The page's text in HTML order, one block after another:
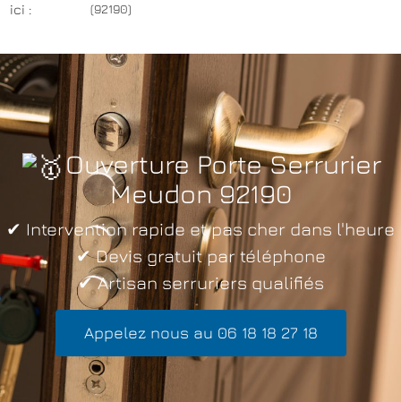
ici :
(92190)
Ouverture Porte Serrurier
Meudon 92190
✔ Intervention rapide et pas cher dans l'heure
✔ Devis gratuit par téléphone
✔ Artisan serruriers qualifiés
Appelez nous au 06 18 18 27 18